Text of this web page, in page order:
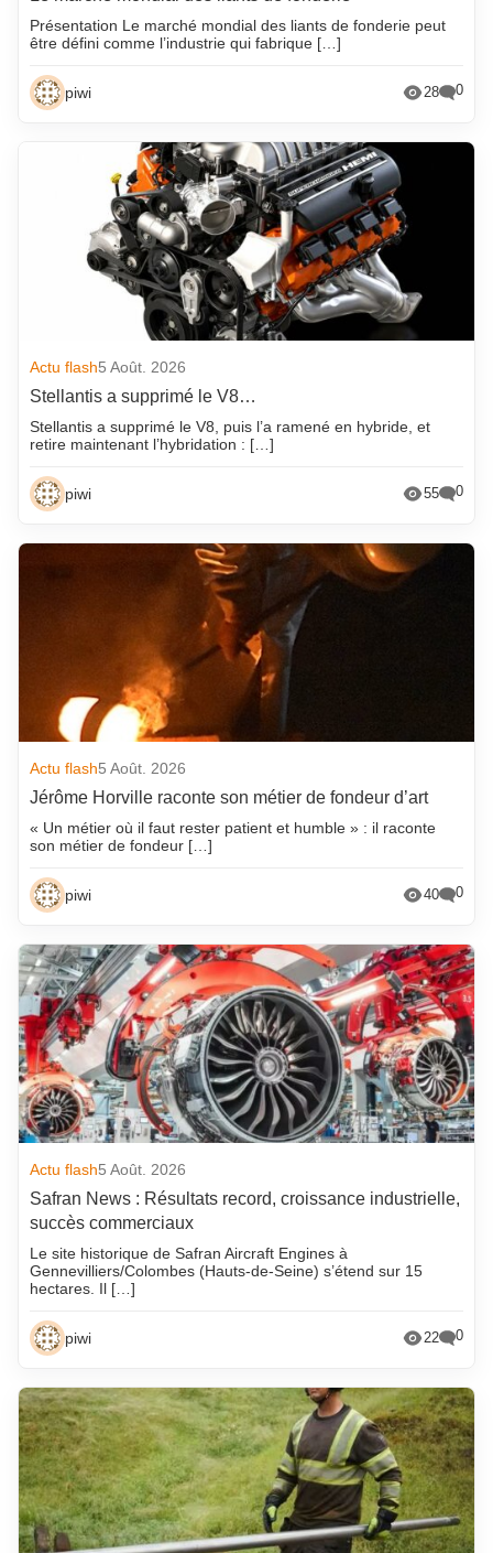
Présentation Le marché mondial des liants de fonderie peut
être défini comme l’industrie qui fabrique […]
piwi 28 0
Actu flash5 Août. 2026
Stellantis a supprimé le V8…
Stellantis a supprimé le V8, puis l’a ramené en hybride, et
retire maintenant l’hybridation : […]
piwi 55 0
Actu flash5 Août. 2026
Jérôme Horville raconte son métier de fondeur d’art
« Un métier où il faut rester patient et humble » : il raconte
son métier de fondeur […]
piwi 40 0
Actu flash5 Août. 2026
Safran News : Résultats record, croissance industrielle,
succès commerciaux
Le site historique de Safran Aircraft Engines à
Gennevilliers/Colombes (Hauts-de-Seine) s’étend sur 15
hectares. Il […]
piwi 22 0